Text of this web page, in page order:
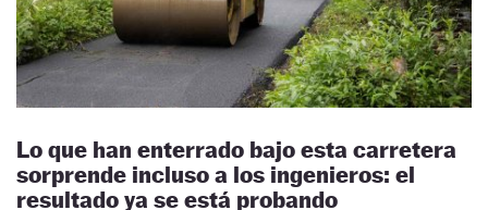
Lo que han enterrado bajo esta carretera
sorprende incluso a los ingenieros: el
resultado ya se está probando